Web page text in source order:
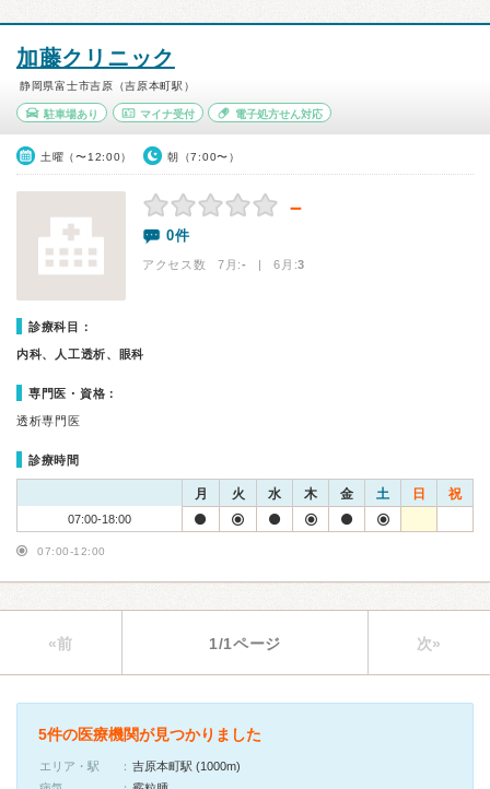
加藤クリニック
静岡県富士市吉原（吉原本町駅）
駐車場あり マイナ受付 電子処方せん対応
土曜（〜12:00） 朝（7:00〜）
－
0件
アクセス数 7月:- | 6月:3
診療科目：
内科、人工透析、眼科
専門医・資格：
透析専門医
診療時間
月 火 水 木 金 土 日 祝
07:00-18:00
07:00-12:00
«前 1/1ページ 次»
5件の医療機関が見つかりました
エリア・駅
吉原本町駅 (1000m)